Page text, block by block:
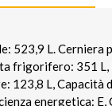
523,9 L.
frigorifero:
123,8 L,
energetica: